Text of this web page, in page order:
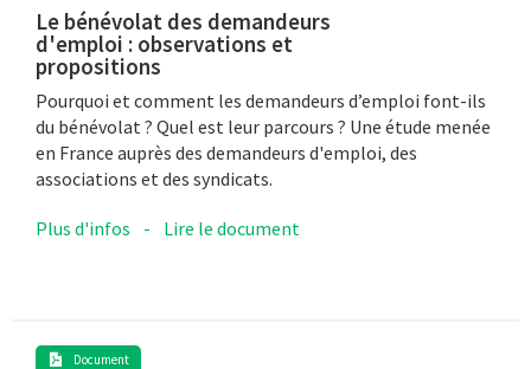
Le bénévolat des demandeurs
d'emploi : observations et
propositions
Pourquoi et comment les demandeurs d’emploi font-ils
du bénévolat ? Quel est leur parcours ? Une étude menée
en France auprès des demandeurs d'emploi, des
associations et des syndicats.
Plus d'infos - Lire le document
Document